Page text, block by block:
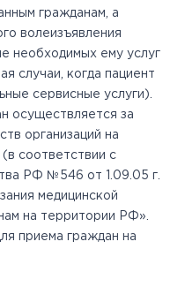
гражданам, а
волеизъявления
необходимых ему услуг
случаи, когда пациент
сервисные услуги).
осуществляется за
организаций на
соответствии с
РФ №546 от 1.09.05 г.
медицинской
на территории РФ».
приема граждан на